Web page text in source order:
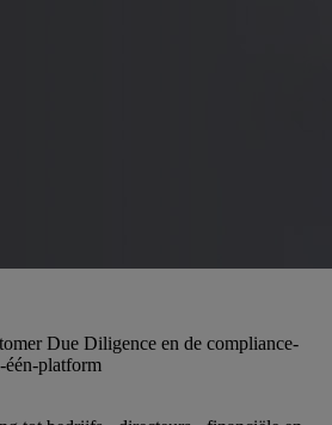
Due Diligence en de compliance-
één-platform